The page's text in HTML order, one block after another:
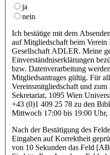
ja
nein
Ich bestätige mit dem
auf Mitgliedschaft beim Verein
Gesellschaft ADLER. Meine
Einverständniserklärungen
bzw. Datenverarbeitung
Mitgliedsantrages gültig. Für
Vereinsmitgliedschaft und zum
Sekretariat, 1095 Wien
+43 (0)1 409 25 78 zu den
Mittwoch 17:00 bis 19:00 Uhr,
Nach der Bestätigung des
Eingaben auf Korrektheit
von 10 Sekunden das Feld